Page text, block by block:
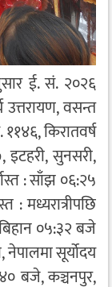
ई. सं. २०२६
उत्तरायण, वसन्त
किरातवर्ष
इटहरी, सुनसरी,
: साँझ ०६:२५
: मध्यरात्रीपछि
०५:३२ बजे
सूर्योदय
बजे, कञ्चनपुर,